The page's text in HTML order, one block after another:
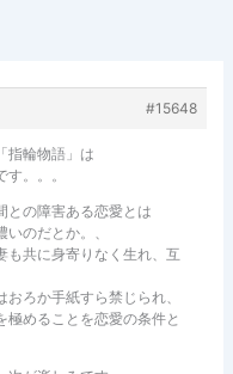
#15648
指輪物語」は
。。。
との障害ある恋愛とは
のだとか。、
も共に身寄りなく生れ、互
ろか手紙すら禁じられ、
極めることを恋愛の条件と